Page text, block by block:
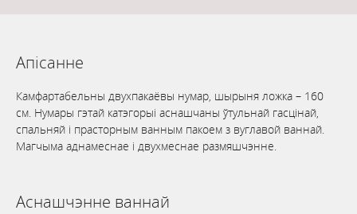
Апісанне
Камфартабельны двухпакаёвы нумар, шырыня ложка – 160
см. Нумары гэтай катэгорыі аснашчаны ўтульнай гасцінай,
спальняй і прасторным ванным пакоем з вуглавой ваннай.
Магчыма аднамеснае і двухмеснае размяшчэнне.
Аснашчэнне ваннай